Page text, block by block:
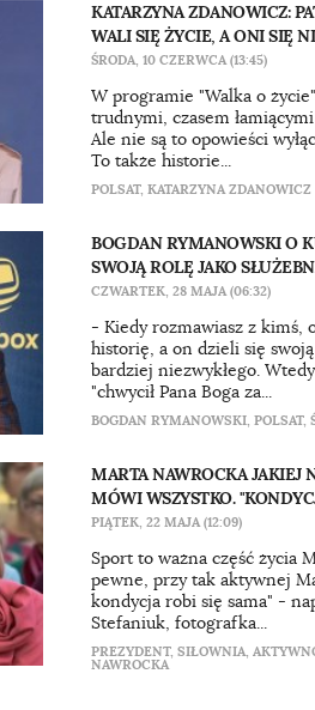
KATARZYNA ZDANOWICZ:
WALI SIĘ ŻYCIE, A ONI SIĘ
ŚRODA, 10 CZERWCA (13:45)
W programie "Walka o
trudnymi, czasem
Ale nie są to opowieści
To także historie...
POLSAT, KATARZYNA ZDANOWICZ
BOGDAN RYMANOWSKI O
SWOJĄ ROLĘ JAKO
CZWARTEK, 28 MAJA (06:32)
- Kiedy rozmawiasz z kimś,
historię, a on dzieli się
bardziej niezwykłego.
"chwycił Pana Boga za...
BOGDAN RYMANOWSKI, POLSAT,
MARTA NAWROCKA JAKIEJ
MÓWI WSZYSTKO.
PIĄTEK, 22 MAJA (12:09)
Sport to ważna część życia
pewne, przy tak aktywnej
kondycja robi się sama" -
Stefaniuk, fotografka...
PREZYDENT, SIŁOWNIA,
NAWROCKA